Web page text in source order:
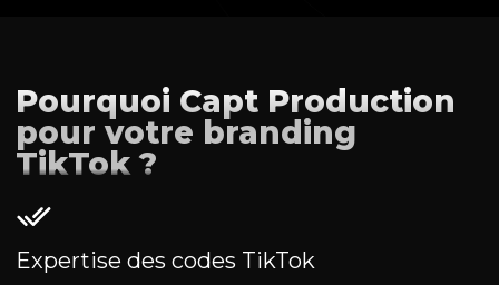
Pourquoi Capt Production
pour votre branding
TikTok ?
Expertise des codes TikTok